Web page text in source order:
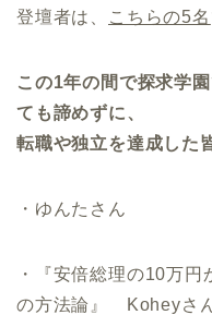
登壇者は、 こちらの5名
この1年の間で探求学
ても諦めずに、
転職や独立を達成した
・ゆんたさん
・『安倍総理の10万
の方法論』 Koheyさ